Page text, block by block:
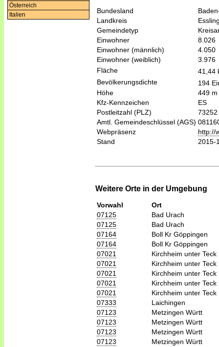
Österreich
Italien
Bundesland
Landkreis
Gemeindetyp
Einwohner
8.026
Einwohner (männlich)
4.050
Einwohner (weiblich)
3.976
Fläche
41,44
Bevölkerungsdichte
194
Höhe
449 m
Kfz-Kennzeichen
ES
Postleitzahl (PLZ)
73252
Amtl. Gemeindeschlüssel (AGS)
Webpräsenz
http://
Stand
2015-
Weitere Orte in der Umgebung
Vorwahl
Ort
07125
Bad Urach
07125
Bad Urach
07164
Boll Kr Göppingen
07164
Boll Kr Göppingen
07021
Kirchheim unter Teck
07021
Kirchheim unter Teck
07021
Kirchheim unter Teck
07021
Kirchheim unter Teck
07021
Kirchheim unter Teck
07333
Laichingen
07123
Metzingen Württ
07123
Metzingen Württ
07123
Metzingen Württ
07123
Metzingen Württ